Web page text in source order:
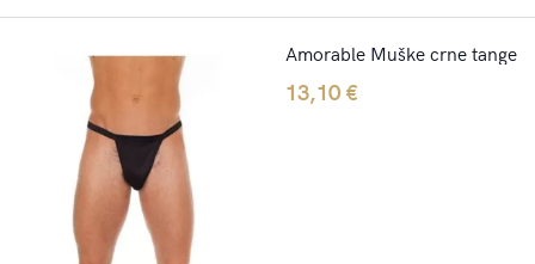
Amorable Muške crne tange
13,10€